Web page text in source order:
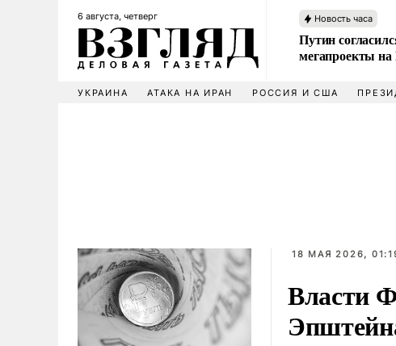
6 августа, четверг Новость часа
Путин
мегапроекты
УКРАИНА АТАКА НА ИРАН РОССИЯ И США
18 МАЯ 2026,
Власти